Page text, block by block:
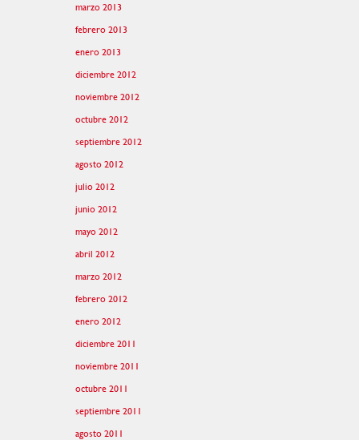
marzo 2013
febrero 2013
enero 2013
diciembre 2012
noviembre 2012
octubre 2012
septiembre 2012
agosto 2012
julio 2012
junio 2012
mayo 2012
abril 2012
marzo 2012
febrero 2012
enero 2012
diciembre 2011
noviembre 2011
octubre 2011
septiembre 2011
agosto 2011